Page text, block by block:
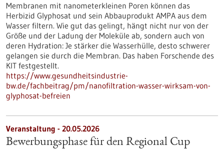
Membranen mit nanometerkleinen Poren können das
Herbizid Glyphosat und sein Abbauprodukt AMPA aus dem
Wasser filtern. Wie gut das gelingt, hängt nicht nur von der
Größe und der Ladung der Moleküle ab, sondern auch von
deren Hydration: Je stärker die Wasserhülle, desto schwerer
gelangen sie durch die Membran. Das haben Forschende des
KIT festgestellt.
https://www.gesundheitsindustrie-
bw.de/fachbeitrag/pm/nanofiltration-wasser-wirksam-von-
glyphosat-befreien
Veranstaltung - 20.05.2026
Bewerbungsphase für den Regional Cup